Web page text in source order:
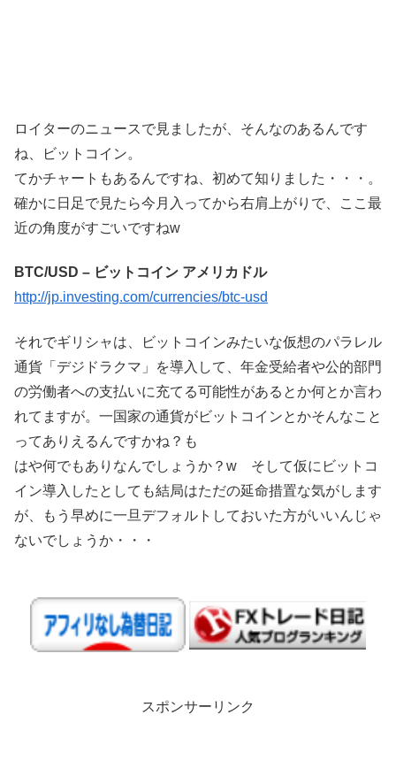
ロイターのニュースで見ましたが、そんなのあるんです
ね、ビットコイン。
てかチャートもあるんですね、初めて知りました・・・。
確かに日足で見たら今月入ってから右肩上がりで、ここ最
近の角度がすごいですねw
BTC/USD – ビットコイン アメリカドル
http://jp.investing.com/currencies/btc-usd
それでギリシャは、ビットコインみたいな仮想のパラレル
通貨「デジドラクマ」を導入して、年金受給者や公的部門
の労働者への支払いに充てる可能性があるとか何とか言わ
れてますが。一国家の通貨がビットコインとかそんなこと
ってありえるんですかね？も
はや何でもありなんでしょうか？w そして仮にビットコ
イン導入したとしても結局はただの延命措置な気がします
が、もう早めに一旦デフォルトしておいた方がいいんじゃ
ないでしょうか・・・
スポンサーリンク